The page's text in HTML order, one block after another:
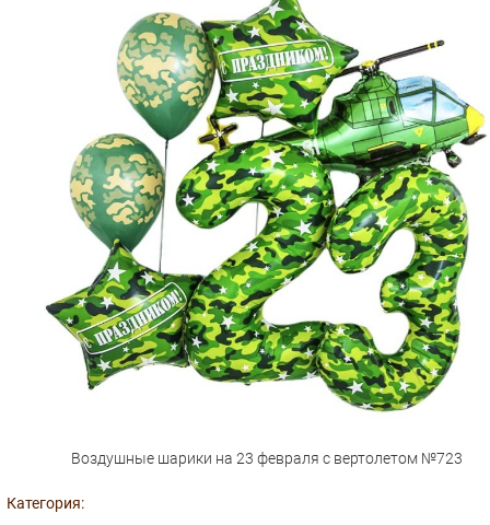
Воздушные шарики на 23 февраля с вертолетом №723
Категория: